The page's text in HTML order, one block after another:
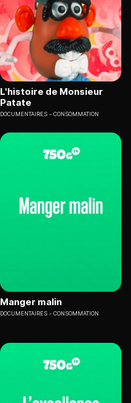
L'histoire de Monsieur
Patate
DOCUMENTAIRES CONSOMMATION
Manger malin
DOCUMENTAIRES CONSOMMATION